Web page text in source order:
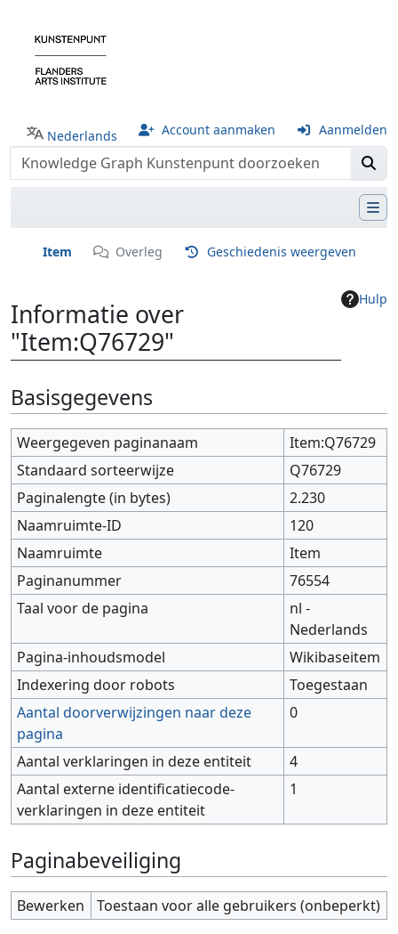
Nederlands Account aanmaken Aanmelden
Item Overleg Geschiedenis weergeven
Hulp
Informatie over
"Item:Q76729"
Ga naar:
Basisgegevens
Weergegeven paginanaam
Item:Q76729
Standaard sorteerwijze
Q76729
Paginalengte (in bytes)
2.230
Naamruimte-ID
120
Naamruimte
Item
Paginanummer
76554
Taal voor de pagina
nl -
Nederlands
Pagina-inhoudsmodel
Wikibaseitem
Indexering door robots
Toegestaan
Aantal doorverwijzingen naar deze
pagina
0
Aantal verklaringen in deze entiteit
4
Aantal externe identificatiecode-
verklaringen in deze entiteit
1
Paginabeveiliging
Bewerken
Toestaan voor alle gebruikers (onbeperkt)